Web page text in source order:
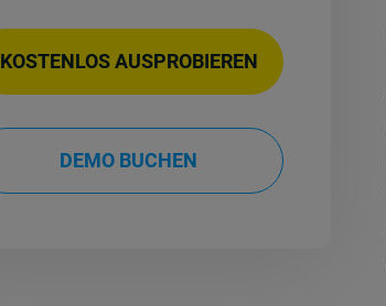
KOSTENLOS AUSPROBIEREN
DEMO BUCHEN